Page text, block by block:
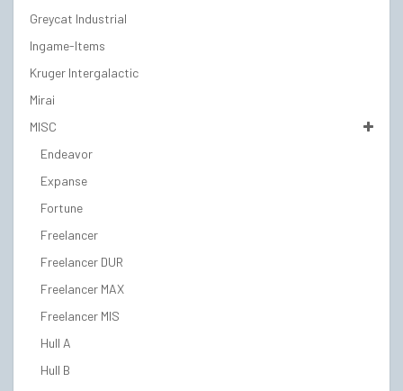
Greycat Industrial
Ingame-Items
Kruger Intergalactic
Mirai
MISC
Endeavor
Expanse
Fortune
Freelancer
Freelancer DUR
Freelancer MAX
Freelancer MIS
Hull A
Hull B